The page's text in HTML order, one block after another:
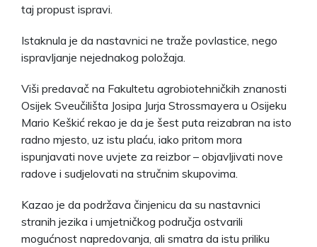
taj propust ispravi.
Istaknula je da nastavnici ne traže povlastice, nego
ispravljanje nejednakog položaja.
Viši predavač na Fakultetu agrobiotehničkih znanosti
Osijek Sveučilišta Josipa Jurja Strossmayera u Osijeku
Mario Keškić rekao je da je šest puta reizabran na isto
radno mjesto, uz istu plaću, iako pritom mora
ispunjavati nove uvjete za reizbor – objavljivati nove
radove i sudjelovati na stručnim skupovima.
Kazao je da podržava činjenicu da su nastavnici
stranih jezika i umjetničkog područja ostvarili
mogućnost napredovanja, ali smatra da istu priliku